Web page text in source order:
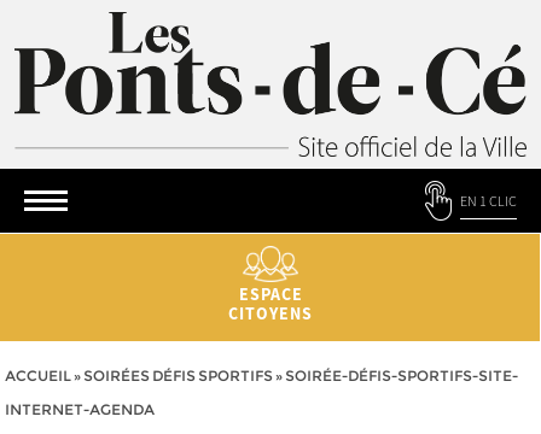
EN 1 CLIC
ESPACE
CITOYENS
ACCUEIL» SOIRÉES DÉFIS SPORTIFS» SOIRÉE-DÉFIS-SPORTIFS-SITE-
INTERNET-AGENDA